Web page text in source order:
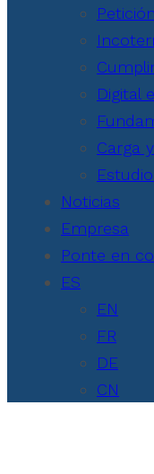
Digital
Carga
Noticias
Empresa
Ponte en
ES
EN
FR
DE
CN